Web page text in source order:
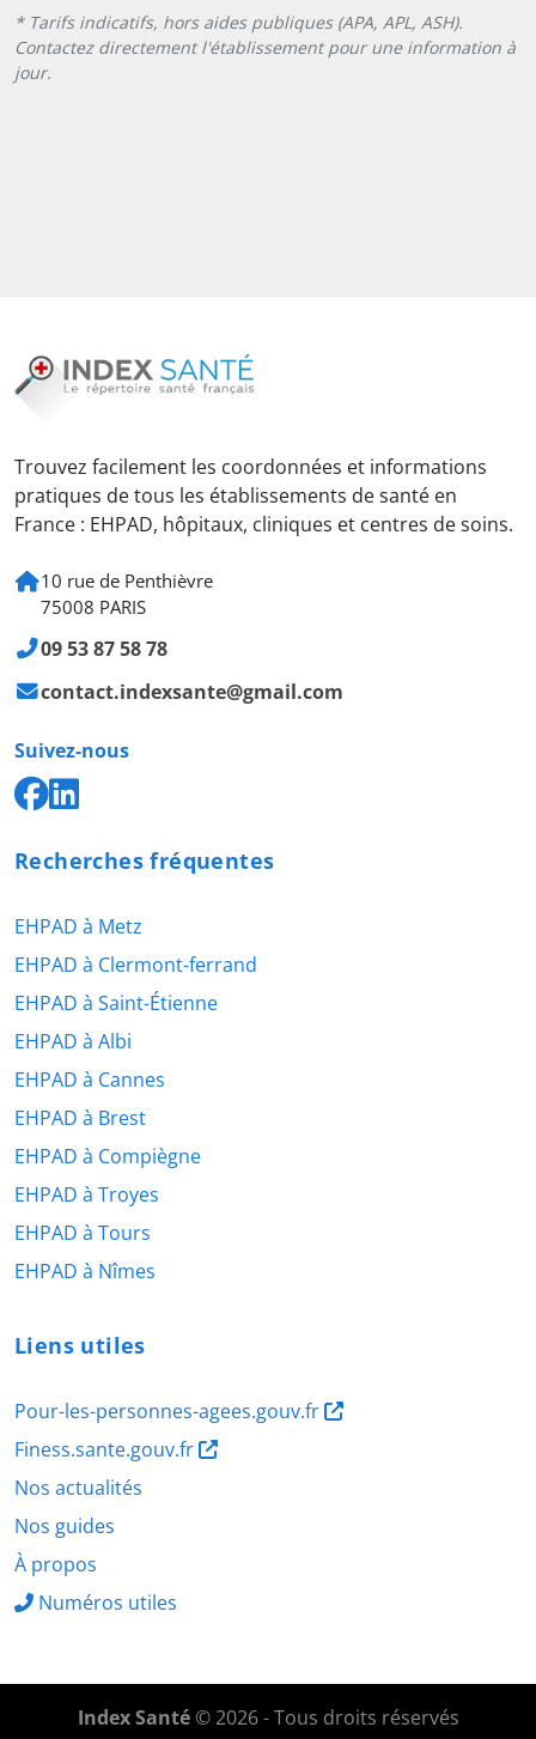
* Tarifs indicatifs, hors aides publiques (APA, APL, ASH).
Contactez directement l'établissement pour une information à
jour.
Trouvez facilement les coordonnées et informations
pratiques de tous les établissements de santé en
France : EHPAD, hôpitaux, cliniques et centres de soins.
10 rue de Penthièvre
75008 PARIS
09 53 87 58 78
contact.indexsante@gmail.com
Suivez-nous
Recherches fréquentes
EHPAD à Metz
EHPAD à Clermont-ferrand
EHPAD à Saint-Étienne
EHPAD à Albi
EHPAD à Cannes
EHPAD à Brest
EHPAD à Compiègne
EHPAD à Troyes
EHPAD à Tours
EHPAD à Nîmes
Liens utiles
Pour-les-personnes-agees.gouv.fr
Finess.sante.gouv.fr
Nos actualités
Nos guides
À propos
Numéros utiles
Index Santé© 2026 - Tous droits réservés